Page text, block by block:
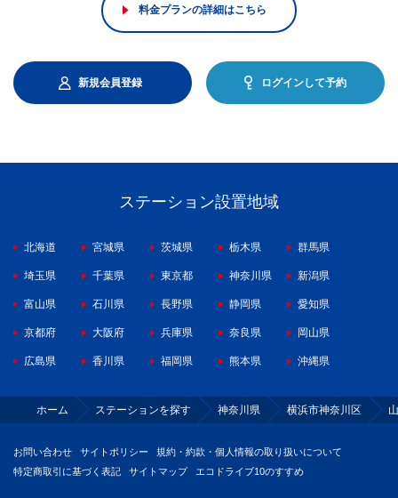
料金プランの詳細はこちら
新規会員登録 ログインして予約
ステーション設置地域
北海道 宮城県 茨城県 栃木県 群馬県
埼玉県 千葉県 東京都 神奈川県 新潟県
富山県 石川県 長野県 静岡県 愛知県
京都府 大阪府 兵庫県 奈良県 岡山県
広島県 香川県 福岡県 熊本県 沖縄県
ホーム ステーションを探す 神奈川県 横浜市神奈川区
お問い合わせ サイトポリシー
規約・約款・個人情報の取り扱いについて
特定商取引に基づく表記
サイトマップ エコドライブ10のすすめ